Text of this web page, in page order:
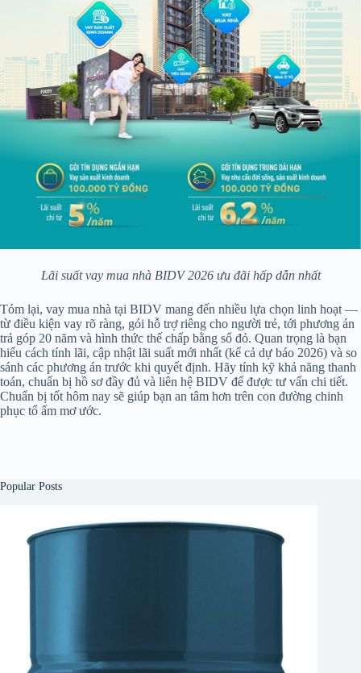
Lãi suất vay mua nhà BIDV 2026 ưu đãi hấp dẫn nhất
Tóm lại, vay mua nhà tại BIDV mang đến nhiều lựa chọn linh hoạt —
từ điều kiện vay rõ ràng, gói hỗ trợ riêng cho người trẻ, tới phương án
trả góp 20 năm và hình thức thế chấp bằng sổ đỏ. Quan trọng là bạn
hiểu cách tính lãi, cập nhật lãi suất mới nhất (kể cả dự báo 2026) và so
sánh các phương án trước khi quyết định. Hãy tính kỹ khả năng thanh
toán, chuẩn bị hồ sơ đầy đủ và liên hệ BIDV để được tư vấn chi tiết.
Chuẩn bị tốt hôm nay sẽ giúp bạn an tâm hơn trên con đường chinh
phục tổ ấm mơ ước.
Popular Posts